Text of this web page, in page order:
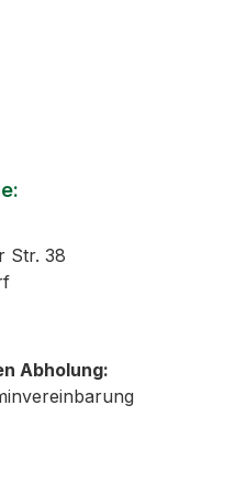
Str. 38
Abholung: